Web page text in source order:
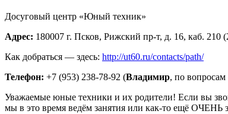
Досуговый центр «Юный техник»
Адрес: 180007 г. Псков, Рижский пр-т, д. 16, каб. 210
Как добраться — здесь: http://ut60.ru/contacts/path/
Телефон: +7 (953) 238-78-92 (Владимир, по вопросам
Уважаемые юные техники и их родители! Если вы
мы в это время ведём занятия или как-то ещё ОЧЕНЬ